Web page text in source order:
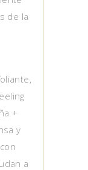
de la
+
y
a